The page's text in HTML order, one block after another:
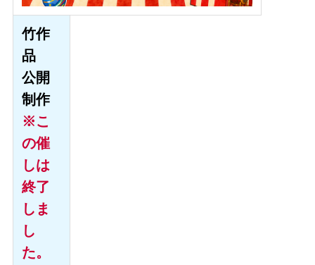
竹作
品
公開
制作
※こ
の催
しは
終了
しま
し
た。